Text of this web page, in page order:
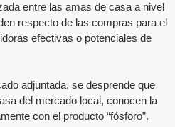
entre las amas de casa a nivel
respecto de las compras para el
efectivas o potenciales de
adjuntada, se desprende que
del mercado local, conocen la
con el producto “fósforo”.